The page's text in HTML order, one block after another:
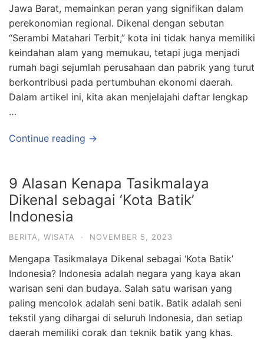
Jawa Barat, memainkan peran yang signifikan dalam
perekonomian regional. Dikenal dengan sebutan
“Serambi Matahari Terbit,” kota ini tidak hanya memiliki
keindahan alam yang memukau, tetapi juga menjadi
rumah bagi sejumlah perusahaan dan pabrik yang turut
berkontribusi pada pertumbuhan ekonomi daerah.
Dalam artikel ini, kita akan menjelajahi daftar lengkap
…
Continue reading →
9 Alasan Kenapa Tasikmalaya
Dikenal sebagai ‘Kota Batik’
Indonesia
BERITA WISATA · NOVEMBER 5, 2023
Mengapa Tasikmalaya Dikenal sebagai ‘Kota Batik’
Indonesia? Indonesia adalah negara yang kaya akan
warisan seni dan budaya. Salah satu warisan yang
paling mencolok adalah seni batik. Batik adalah seni
tekstil yang dihargai di seluruh Indonesia, dan setiap
daerah memiliki corak dan teknik batik yang khas.